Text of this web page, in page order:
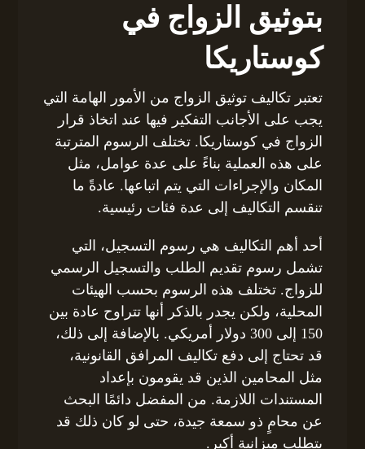
بتوثيق الزواج في
كوستاريكا
تعتبر تكاليف توثيق الزواج من الأمور الهامة التي
يجب على الأجانب التفكير فيها عند اتخاذ قرار
الزواج في كوستاريكا. تختلف الرسوم المترتبة
على هذه العملية بناءً على عدة عوامل، مثل
المكان والإجراءات التي يتم اتباعها. عادةً ما
تنقسم التكاليف إلى عدة فئات رئيسية.
أحد أهم التكاليف هي رسوم التسجيل، التي
تشمل رسوم تقديم الطلب والتسجيل الرسمي
للزواج. تختلف هذه الرسوم بحسب الهيئات
المحلية، ولكن يجدر بالذكر أنها تتراوح عادة بين
150 إلى 300 دولار أمريكي. بالإضافة إلى ذلك،
قد تحتاج إلى دفع تكاليف المرافق القانونية،
مثل المحامين الذين قد يقومون بإعداد
المستندات اللازمة. من المفضل دائمًا البحث
عن محامٍ ذو سمعة جيدة، حتى لو كان ذلك قد
يتطلب ميزانية أكبر.